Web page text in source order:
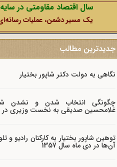
سال اقتصاد مقاومتی در سایه
یک مسیر دشمن، عملیات رسانه‌ای او
جدیدترین مطالب
نگاهی به دولت دکتر شاپور بختیار
چگونگی انتخاب شدن و نشدن
غلامحسین صدیقی به نخست وزیری در سال
توهین شاپور بختیار به کارکنان رادیو و
آن‌ها در دی ماه سال 1357